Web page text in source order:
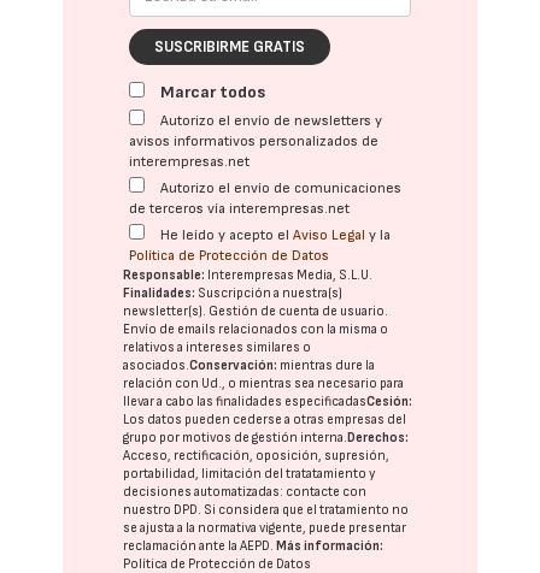
SUSCRIBIRME GRATIS
Marcar todos
Autorizo el envío de newsletters y
avisos informativos personalizados de
interempresas.net
Autorizo el envío de comunicaciones
de terceros vía interempresas.net
He leído y acepto elAviso Legal y la
Política de Protección de Datos
Responsable: Interempresas Media, S.L.U.
Finalidades: Suscripción a nuestra(s)
newsletter(s). Gestión de cuenta de usuario.
Envío de emails relacionados con la misma o
relativos a intereses similares o
asociados.Conservación: mientras dure la
relación con Ud., o mientras sea necesario para
llevar a cabo las finalidades especificadasCesión:
Los datos pueden cederse a otras empresas del
grupo por motivos de gestión interna.Derechos:
Acceso, rectificación, oposición, supresión,
portabilidad, limitación del tratatamiento y
decisiones automatizadas: contacte con
nuestro DPD. Si considera que el tratamiento no
se ajusta a la normativa vigente, puede presentar
reclamación ante laAEPD.Más información:
Política de Protección de Datos